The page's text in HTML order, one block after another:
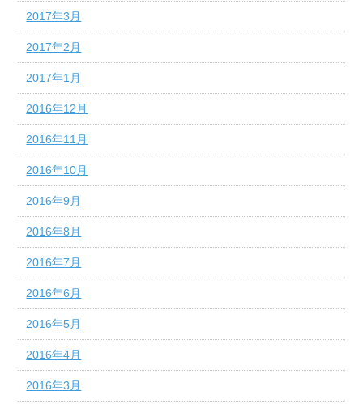
2017年3月
2017年2月
2017年1月
2016年12月
2016年11月
2016年10月
2016年9月
2016年8月
2016年7月
2016年6月
2016年5月
2016年4月
2016年3月